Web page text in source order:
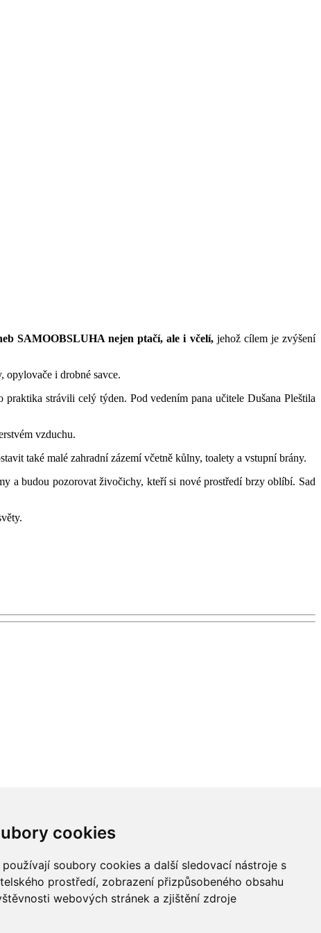
cookies
soubory cookies a další sledovací nástroje s
prostředí, zobrazení přizpůsobeného obsahu
webových stránek a zjištění zdroje
SAMOOBSLUHA nejen ptačí, ale i včelí, jehož cílem je zvýšení
opylovače i drobné savce.
strávili celý týden. Pod vedením pana učitele Dušana Pleštila
vzduchu.
také malé zahradní zázemí včetně kůlny, toalety a vstupní brány.
a budou pozorovat živočichy, kteří si nové prostředí brzy oblíbí. Sad